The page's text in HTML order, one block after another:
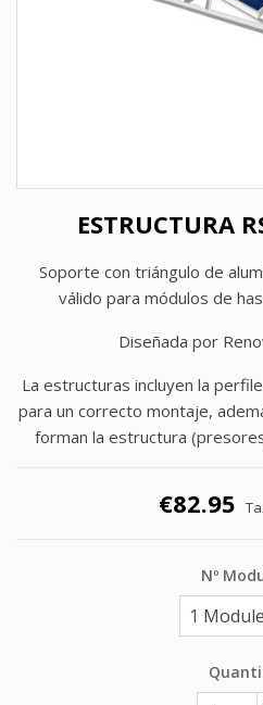
ESTRUCTURA
Soporte con triángulo de
válido para módulos de
Diseñada por
La estructuras incluyen la
para un correcto montaje,
forman la estructura
€82.95
Nº